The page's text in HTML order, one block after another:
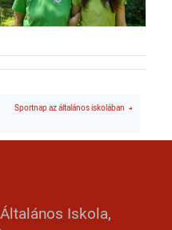
Sportnap az általános iskolában
Iskola,